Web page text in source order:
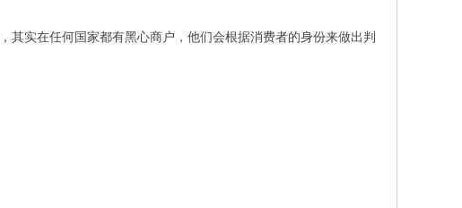
实在任何国家都有黑心商户，他们会根据消费者的身份来做出判